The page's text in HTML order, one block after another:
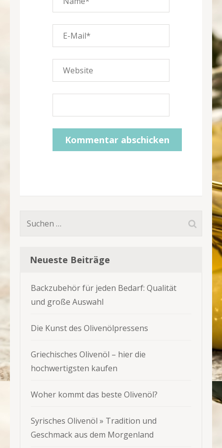
Suchen
Neueste Beiträge
Backzubehör für jeden Bedarf: Qualität
und große Auswahl
Die Kunst des Olivenölpressens
Griechisches Olivenöl – hier die
hochwertigsten kaufen
Woher kommt das beste Olivenöl?
Syrisches Olivenöl » Tradition und
Geschmack aus dem Morgenland